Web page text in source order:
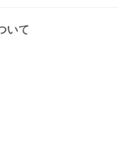
いて